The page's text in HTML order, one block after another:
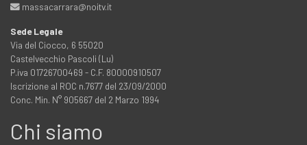
massacarrara@noitv.it
Sede Legale
Via del Ciocco, 6 55020
Castelvecchio Pascoli (Lu)
P.iva 01726700469 - C.F. 80000910507
Iscrizione al ROC n.7677 del 23/09/2000
Conc. Min. N° 905667 del 2 Marzo 1994
Chi siamo